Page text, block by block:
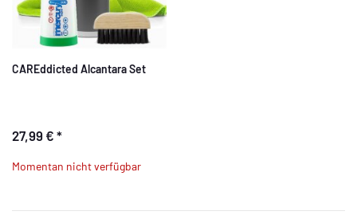
CAREddicted Alcantara Set
27,99 € *
Momentan nicht verfügbar